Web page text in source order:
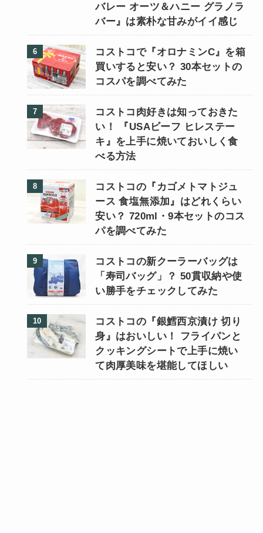
バレー オーツ＆ハニー グラノラ
バー』は素朴な甘みがイイ感じ
コストコで『オロナミンC』を箱
買いすると安い？ 30本セットの
コスパを調べてみた
コストコ肉好きは知っておきた
い！ 『USAビーフ ヒレステー
キ』を上手に焼いておいしく食
べる方法
コストコの『カゴメトマトジュ
ース 食塩無添加』はどれくらい
安い？ 720ml・9本セットのコス
パを調べてみた
コストコの新クーラーバッグは
「寿司バッグ」？ 50貫収納や使
い勝手をチェックしてみた
コストコの『銀鱈西京漬け 切り
身』はおいしい！ フライパンと
クッキングシートで上手に焼い
て肉厚美味を堪能してほしい